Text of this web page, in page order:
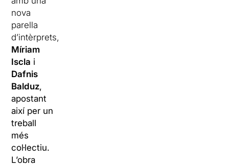
nova
parella
d’intèrprets,
Míriam
Iscla i
Dafnis
Balduz,
apostant
així per un
treball
més
col·lectiu.
L’obra